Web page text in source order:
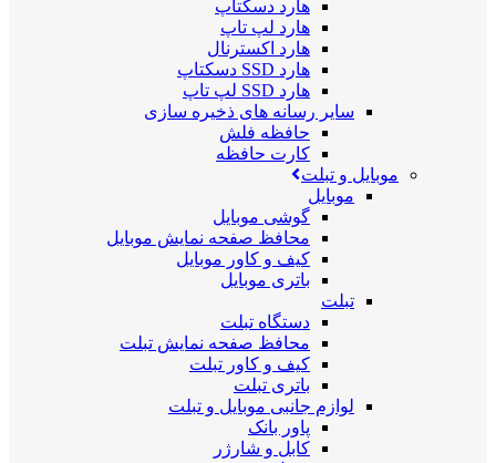
هارد دسکتاپ
هارد لپ تاپ
هارد اکسترنال
هارد SSD دسکتاپ
هارد SSD لپ تاپ
سایر رسانه های ذخیره سازی
حافظه فلش
کارت حافظه
موبایل و تبلت
موبایل
گوشی موبایل
محافظ صفحه نمایش موبایل
کیف و کاور موبایل
باتری موبایل
تبلت
دستگاه تبلت
محافظ صفحه نمایش تبلت
کیف و کاور تبلت
باتری تبلت
لوازم جانبی موبایل و تبلت
پاور بانک
کابل و شارژر